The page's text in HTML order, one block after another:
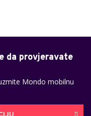
da provjeravate
Mondo mobilnu